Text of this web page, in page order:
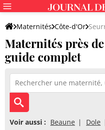
Maternités Côte-d'Or
Maternités près
guide complet
Voir aussi : Beaune Dole